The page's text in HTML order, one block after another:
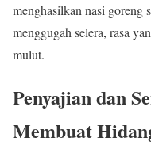
menghasilkan nasi goreng
menggugah selera, rasa
mulut.
Penyajian dan
Membuat